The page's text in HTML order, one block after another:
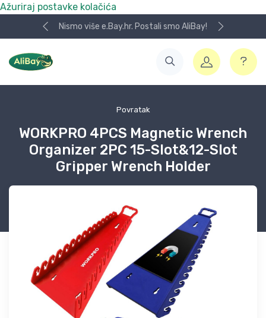
Ažuriraj postavke kolačića
Nismo više e.Bay.hr. Postali smo AliBay!
Povratak
WORKPRO 4PCS Magnetic Wrench
Organizer 2PC 15-Slot&12-Slot
Gripper Wrench Holder